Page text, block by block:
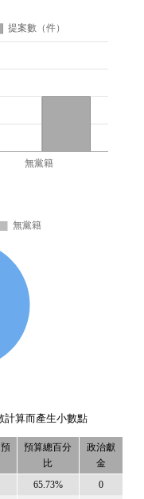
計算而產生小數點
預算總百分
比
政治獻
金
65.73% 0